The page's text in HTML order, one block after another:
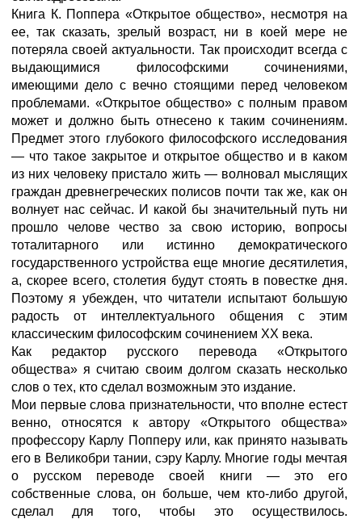
Книга К. Поппера «Открытое общество», несмотря на
ее, так сказать, зрелый возраст, ни в коей мере не
потеряла своей актуальности. Так происходит всегда с
выдающимися философскими сочинениями,
имеющими дело с вечно стоящими перед человеком
проблемами. «Открытое общество» с полным правом
может и должно быть отнесено к таким сочинениям.
Предмет этого глубокого философского исследования
— что такое закрытое и открытое общество и в каком
из них человеку пристало жить — волновал мыслящих
граждан древнегреческих полисов почти так же, как он
волнует нас сейчас. И какой бы значительный путь ни
прошло челове чество за свою историю, вопросы
тоталитарного или истинно демократического
государственного устройства еще многие десятилетия,
а, скорее всего, столетия будут стоять в повестке дня.
Поэтому я убежден, что читатели испытают большую
радость от интеллектуального общения с этим
классическим философским сочинением XX века.
Как редактор русского перевода «Открытого
общества» я считаю своим долгом сказать несколько
слов о тех, кто сделал возможным это издание.
Мои первые слова признательности, что вполне естест
венно, относятся к автору «Открытого общества»
профессору Карлу Попперу или, как принято называть
его в Великобри тании, сэру Карлу. Многие годы мечтая
о русском переводе своей книги — это его
собственные слова, он больше, чем кто-либо другой,
сделал для того, чтобы это осуществилось.